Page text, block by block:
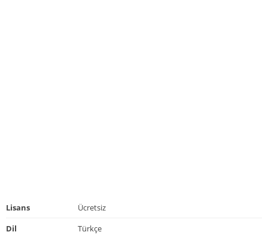
Lisans
Ücretsiz
Dil
Türkçe